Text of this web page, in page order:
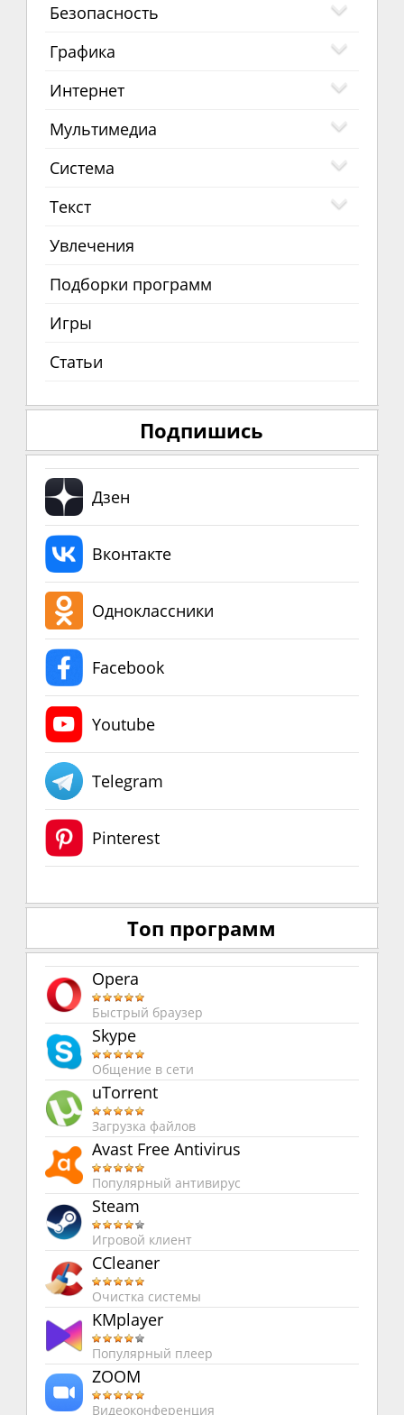
Безопасность
Графика
Интернет
Мультимедиа
Система
Текст
Увлечения
Подборки программ
Игры
Статьи
Подпишись
Дзен
Вконтакте
Одноклассники
Facebook
Youtube
Telegram
Pinterest
Топ программ
Opera
Быстрый браузер
Skype
Общение в сети
uTorrent
Загрузка файлов
Avast Free Antivirus
Популярный антивирус
Steam
Игровой клиент
CCleaner
Очистка системы
KMplayer
Популярный плеер
ZOOM
Видеоконференция